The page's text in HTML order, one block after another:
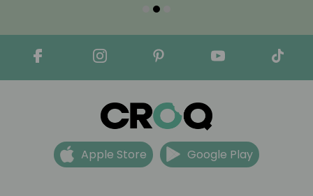
Apple Store Google Play